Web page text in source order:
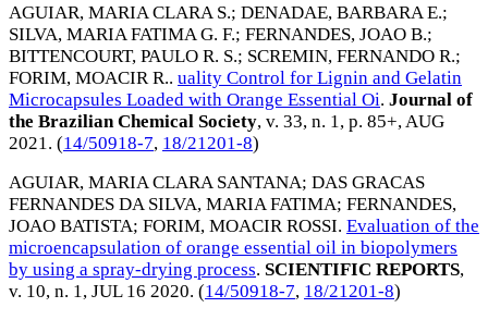
AGUIAR, MARIA CLARA S.; DENADAE, BARBARA E.;
SILVA, MARIA FATIMA G. F.; FERNANDES, JOAO B.;
BITTENCOURT, PAULO R. S.; SCREMIN, FERNANDO R.;
FORIM, MOACIR R.. uality Control for Lignin and Gelatin
Microcapsules Loaded with Orange Essential Oi. Journal of
the Brazilian Chemical Society, v. 33, n. 1, p. 85+, AUG
2021 . (14/50918-7, 18/21201-8)
AGUIAR, MARIA CLARA SANTANA; DAS GRACAS
FERNANDES DA SILVA, MARIA FATIMA; FERNANDES,
JOAO BATISTA; FORIM, MOACIR ROSSI. Evaluation of the
microencapsulation of orange essential oil in biopolymers
by using a spray-drying process. SCIENTIFIC REPORTS,
v. 10, n. 1, JUL 16 2020. (14/50918-7, 18/21201-8)